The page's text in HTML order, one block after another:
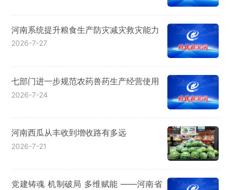
河南系统提升粮食生产防灾减灾救灾能力
2026-7-27
七部门进一步规范农药兽药生产经营使用
2026-7-24
河南西瓜从丰收到增收路有多远
2026-7-21
党建铸魂 机制破局 多维赋能 ——河南省